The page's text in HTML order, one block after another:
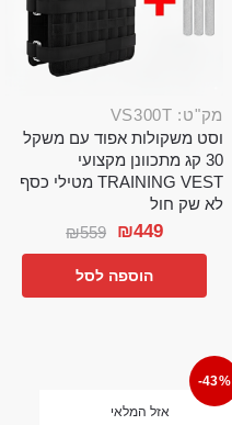
מק"ט: VS300T
וסט משקולות אפוד עם משקל
30 קג מתכוונן מקצועי
TRAINING VEST מטילי כסף
לא שק חול
₪559 ₪449
הוספה לסל
-43%
אזל המלאי